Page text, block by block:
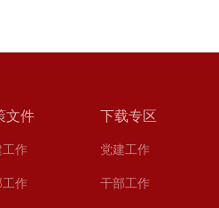
文件
工作
工作
下载专区
党建工作
干部工作